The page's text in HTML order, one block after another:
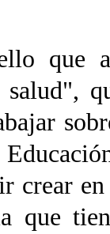
crear
que